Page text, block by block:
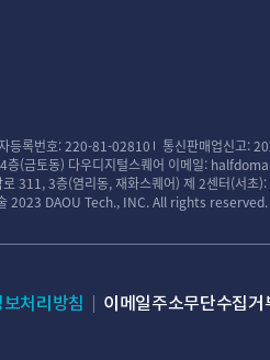
등록번호: 220-81-02810
통신판매업신고:
(금토동) 다우디지털스퀘어 이메일:
311, 3층(염리동, 재화스퀘어) 제 2센터(서초
2023 DAOU Tech., INC. All rights reserved.
처리방침 이메일주소무단수집거